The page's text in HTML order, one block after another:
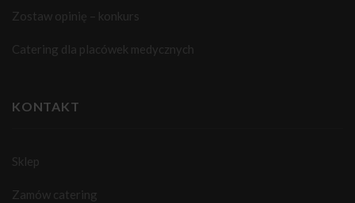
Zostaw opinię – konkurs
Catering dla placówek medycznych
KONTAKT
Sklep
Zamów catering